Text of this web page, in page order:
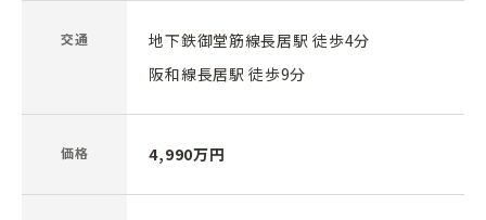
交通
地下鉄御堂筋線長居駅 徒歩4分
阪和線長居駅 徒歩9分
価格 4,990万円